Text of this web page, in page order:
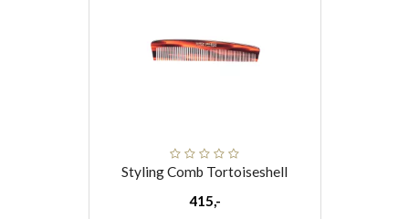
Styling Comb Tortoiseshell
415,-